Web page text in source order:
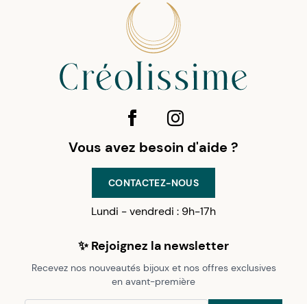
Vous avez besoin d'aide ?
CONTACTEZ-NOUS
Lundi - vendredi : 9h-17h
✨ Rejoignez la newsletter
Recevez nos nouveautés bijoux et nos offres exclusives
en avant-première